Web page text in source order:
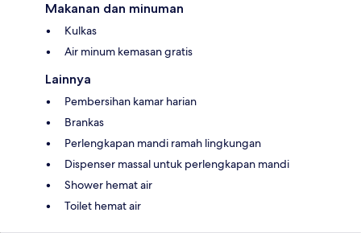
Makanan dan minuman
Kulkas
Air minum kemasan gratis
Lainnya
Pembersihan kamar harian
Brankas
Perlengkapan mandi ramah lingkungan
Dispenser massal untuk perlengkapan mandi
Shower hemat air
Toilet hemat air